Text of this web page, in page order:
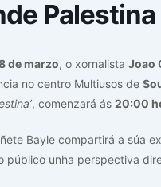
de marzo, o xornalista Joao
no centro Multiusos de
, comenzará ás 20:00
Bayle compartirá a súa
público unha perspectiva